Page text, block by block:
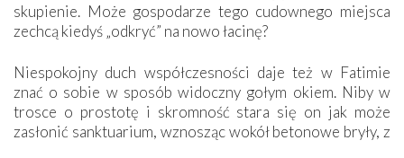
skupienie. Może gospodarze tego cudownego miejsca
zechcą kiedyś „odkryć” na nowo łacinę?
Niespokojny duch współczesności daje też w Fatimie
znać o sobie w sposób widoczny gołym okiem. Niby w
trosce o prostotę i skromność stara się on jak może
zasłonić sanktuarium, wznosząc wokół betonowe bryły, z